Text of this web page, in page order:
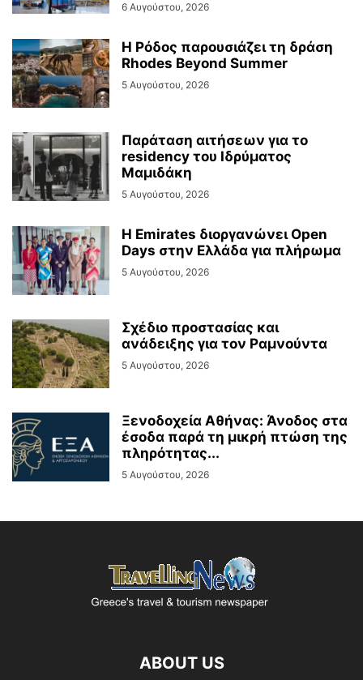
6 Αυγούστου, 2026
Η Ρόδος παρουσιάζει τη δράση
Rhodes Beyond Summer
5 Αυγούστου, 2026
Παράταση αιτήσεων για το
residency του Ιδρύματος
Μαμιδάκη
5 Αυγούστου, 2026
Η Emirates διοργανώνει Open
Days στην Ελλάδα για πλήρωμα
5 Αυγούστου, 2026
Σχέδιο προστασίας και
ανάδειξης για τον Ραμνούντα
5 Αυγούστου, 2026
Ξενοδοχεία Αθήνας: Άνοδος στα
έσοδα παρά τη μικρή πτώση της
πληρότητας...
5 Αυγούστου, 2026
ABOUT US